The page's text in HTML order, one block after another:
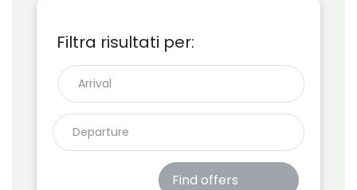
Filtra risultati per:
Find offers